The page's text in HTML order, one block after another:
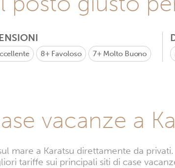
8+ Favoloso 7+ Molto Buono
vacanze a
mare a Karatsu direttamente da
tariffe sui principali siti di case